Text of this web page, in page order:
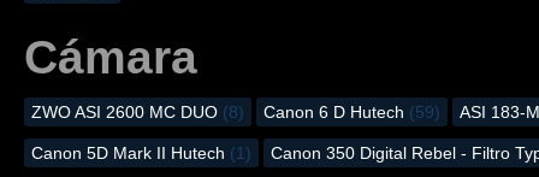
Cámara
ZWO ASI 2600 MC DUO (8) Canon 6 D Hutech (59) ASI 183-
Canon 5D Mark II Hutech (1) Canon 350 Digital Rebel - Filtro